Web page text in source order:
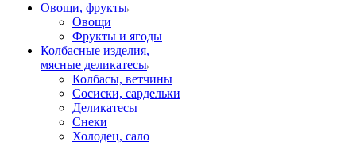
Овощи, фрукты
Овощи
Фрукты и ягоды
Колбасные изделия,
мясные деликатесы
Колбасы, ветчины
Сосиски, сардельки
Деликатесы
Снеки
Холодец, сало